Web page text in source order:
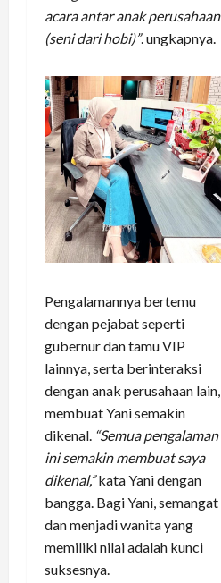
acara antar anak perusahaan
(seni dari hobi)”. ungkapnya.
Pengalamannya bertemu
dengan pejabat seperti
gubernur dan tamu VIP
lainnya, serta berinteraksi
dengan anak perusahaan lain,
membuat Yani semakin
dikenal. “Semua pengalaman
ini semakin membuat saya
dikenal,”kata Yani dengan
bangga. Bagi Yani, semangat
dan menjadi wanita yang
memiliki nilai adalah kunci
suksesnya.